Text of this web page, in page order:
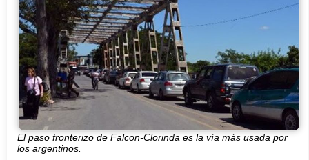
El paso fronterizo de Falcon-Clorinda es la vía más usada por
los argentinos.